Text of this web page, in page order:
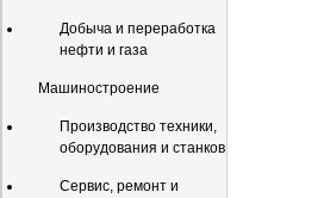
Добыча и переработка
нефти и газа
Машиностроение
Производство техники,
оборудования и станков
Сервис, ремонт и